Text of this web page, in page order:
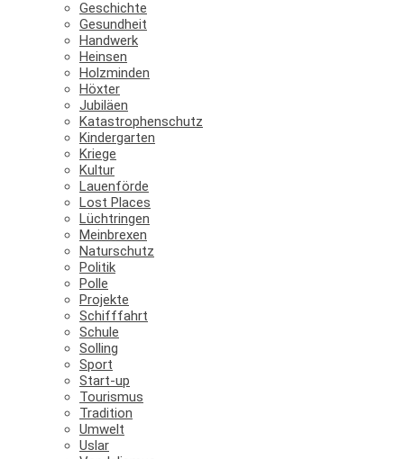
Geschichte
Gesundheit
Handwerk
Heinsen
Holzminden
Höxter
Jubiläen
Katastrophenschutz
Kindergarten
Kriege
Kultur
Lauenförde
Lost Places
Lüchtringen
Meinbrexen
Naturschutz
Politik
Polle
Projekte
Schifffahrt
Schule
Solling
Sport
Start-up
Tourismus
Tradition
Umwelt
Uslar